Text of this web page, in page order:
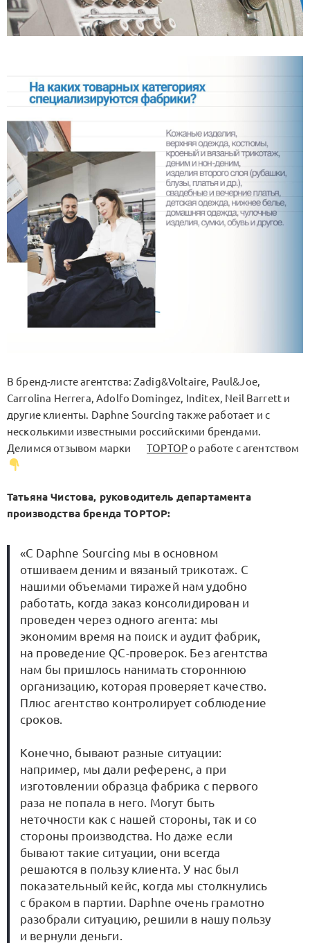
В бренд-листе агентства: Zadig&Voltaire, Paul&Joe,
Carrolina Herrera, Adolfo Domingez, Inditex, Neil Barrett и
другие клиенты. Daphne Sourcing также работает и с
несколькими известными российскими брендами.
Делимся отзывом марки
TOPTOPо работе с агентством
Татьяна Чистова, руководитель департамента
производства бренда TOPTOP:
«С Daphne Sourcing мы в основном
отшиваем деним и вязаный трикотаж. С
нашими объемами тиражей нам удобно
работать, когда заказ консолидирован и
проведен через одного агента: мы
экономим время на поиск и аудит фабрик,
на проведение QC-проверок. Без агентства
нам бы пришлось нанимать стороннюю
организацию, которая проверяет качество.
Плюс агентство контролирует соблюдение
сроков.
Конечно, бывают разные ситуации:
например, мы дали референс, а при
изготовлении образца фабрика с первого
раза не попала в него. Могут быть
неточности как с нашей стороны, так и со
стороны производства. Но даже если
бывают такие ситуации, они всегда
решаются в пользу клиента. У нас был
показательный кейс, когда мы столкнулись
с браком в партии. Daphne очень грамотно
разобрали ситуацию, решили в нашу пользу
и вернули деньги.